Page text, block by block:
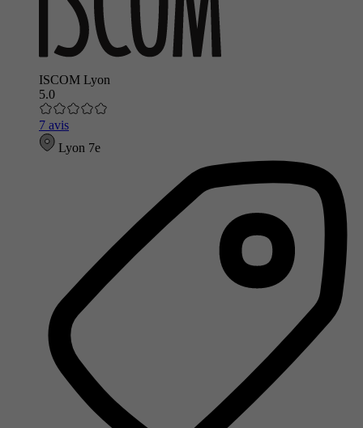
ISCOM Lyon
5.0
7 avis
Lyon 7e